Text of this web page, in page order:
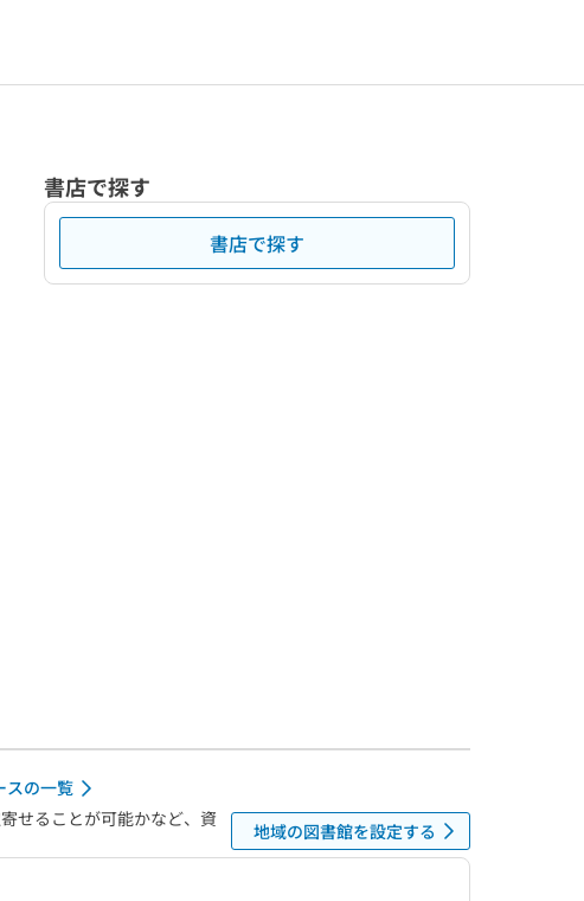
書店で探す
書店で探す
スの一覧
せることが可能かなど、資
地域の図書館を設定する